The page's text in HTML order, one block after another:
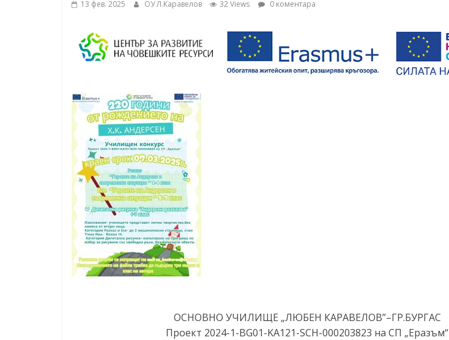
13 фев. 2025 ОУ Л.Каравелов 32 Views 0 коментара
ОСНОВНО УЧИЛИЩЕ „ЛЮБЕН КАРАВЕЛОВ”–ГР.БУРГАС
Проект 2024-1-BG01-KA121-SCH-000203823 на СП „Еразъм“